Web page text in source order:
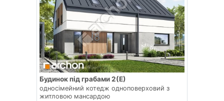
Будинок під грабами 2(Е)
односімейний котедж одноповерховий з
житловою мансардою